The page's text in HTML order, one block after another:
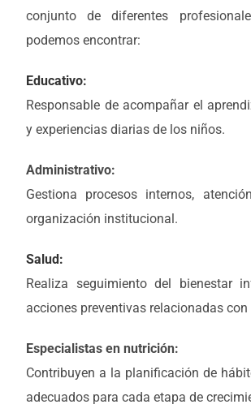
conjunto de diferentes
podemos encontrar:
Educativo:
Responsable de acompañar el
y experiencias diarias de los niños.
Administrativo:
Gestiona procesos internos,
organización institucional.
Salud:
Realiza seguimiento del bienestar
acciones preventivas relacionadas
Especialistas en nutrición:
Contribuyen a la planificación de
adecuados para cada etapa de